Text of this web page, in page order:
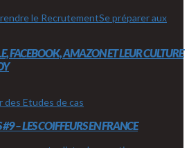
le RecrutementSe préparer aux
FACEBOOK, AMAZON ET LEUR CULTURE
des Etudes de cas
– LES COIFFEURS EN FRANCE